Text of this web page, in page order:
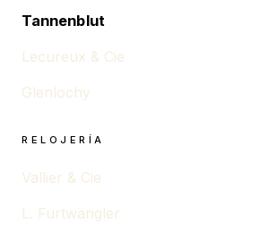
Tannenblut
Lecureux & Cie
Glenlochy
RELOJERÍA
Vallier & Cie
L. Furtwängler